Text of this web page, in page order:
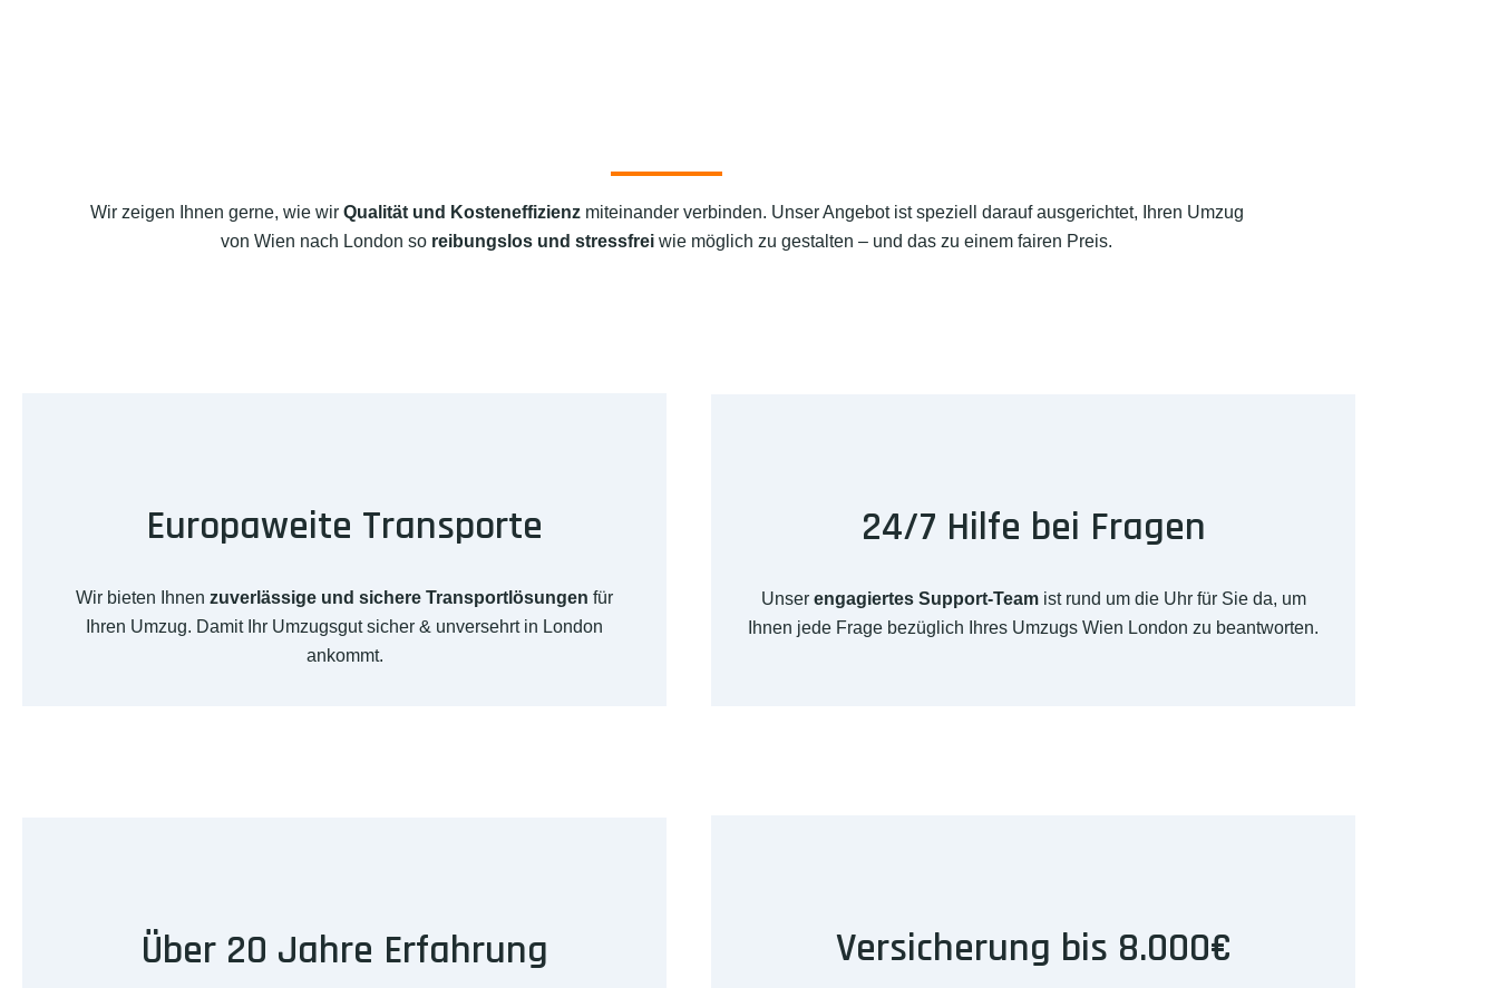
Wir zeigen Ihnen gerne, wie wir Qualität und Kosteneffizienzmiteinander verbinden. Unser Angebot ist speziell darauf ausgerichtet, Ihren Umzug
von Wien nach London so reibungslos und stressfrei wie möglich zu gestalten – und das zu einem fairen Preis.
Europaweite Transporte
Wir bieten Ihnen zuverlässige und sichere Transportlösungen für
Ihren Umzug. Damit Ihr Umzugsgut sicher & unversehrt in London
ankommt.
24/7 Hilfe bei Fragen
Unser engagiertes Support-Teamist rund um die Uhr für Sie da, um
Ihnen jede Frage bezüglich Ihres Umzugs Wien London zu beantworten.
Über 20 Jahre Erfahrung Versicherung bis 8.000€